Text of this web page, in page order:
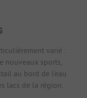
varié :
nouveaux sports,
au bord de l'eau
lacs de la région.